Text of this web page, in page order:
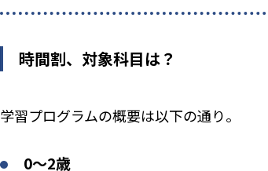
時間割、対象科目は？
学習プログラムの概要は以下の通り。
0〜2歳